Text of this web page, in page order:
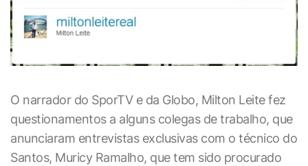
O narrador do SporTV e da Globo, Milton Leite fez
questionamentos a alguns colegas de trabalho, que
anunciaram entrevistas exclusivas com o técnico do
Santos, Muricy Ramalho, que tem sido procurado